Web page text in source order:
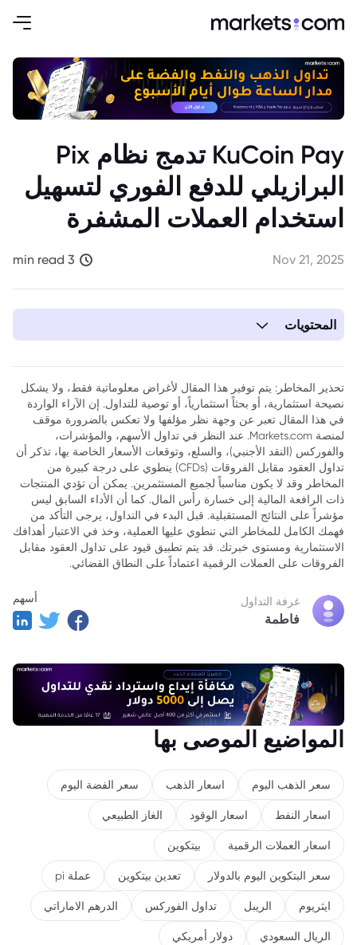
KuCoin Pay تدمج نظام Pix
البرازيلي للدفع الفوري لتسهيل
استخدام العملات المشفرة
Nov 21, 2025
3 min read
المحتويات
تحذير المخاطر: يتم توفير هذا المقال لأغراض معلوماتية فقط، ولا يشكل
نصيحة استثمارية، أو بحثاً استثمارياً، أو توصية للتداول. إن الآراء الواردة
في هذا المقال تعبر عن وجهة نظر مؤلفها ولا تعكس بالضرورة موقف
لمنصة Markets.com. عند النظر في تداول الأسهم، والمؤشرات،
والفوركس (النقد الأجنبي)، والسلع، وتوقعات الأسعار الخاصة بها، تذكر أن
تداول العقود مقابل الفروقات (CFDs) ينطوي على درجة كبيرة من
المخاطر وقد لا يكون مناسباً لجميع المستثمرين. يمكن أن تؤدي المنتجات
ذات الرافعة المالية إلى خسارة رأس المال. كما أن الأداء السابق ليس
مؤشراً على النتائج المستقبلية. قبل البدء في التداول، يرجى التأكد من
فهمك الكامل للمخاطر التي تنطوي عليها العملية، وخذ في الاعتبار أهدافك
الاستثمارية ومستوى خبرتك. قد يتم تطبيق قيود على تداول العقود مقابل
الفروقات على العملات الرقمية اعتماداً على النطاق القضائي.
غرفة التداول
فاطمة
أسهم
المواضيع الموصى بها
سعر الذهب اليوم اسعار الذهب سعر الفضة اليوم
اسعار النفط اسعار الوقود الغاز الطبيعي
اسعار العملات الرقمية بيتكوين
سعر البتكوين اليوم بالدولار تعدين بيتكوين عملة pi
ايثريوم الريبل تداول الفوركس الدرهم الاماراتي
الريال السعودي دولار أمريكي